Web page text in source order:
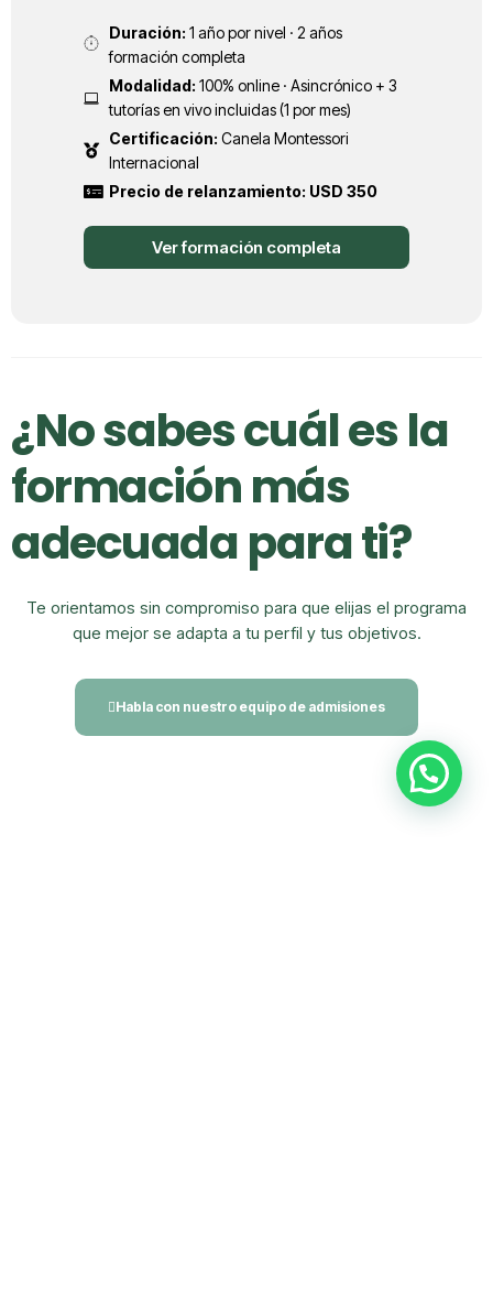
Duración: 1 año por nivel · 2 años
formación completa
Modalidad: 100% online · Asincrónico + 3
tutorías en vivo incluidas (1 por mes)
Certificación: Canela Montessori
Internacional
Precio de relanzamiento: USD 350
Ver formación completa
¿No sabes cuál es la
formación más
adecuada para ti?
Te orientamos sin compromiso para que elijas el programa
que mejor se adapta a tu perfil y tus objetivos.
Habla con nuestro equipo de admisiones